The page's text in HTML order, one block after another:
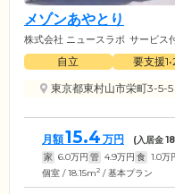
メゾンあやとり
株式会社 ニュースラボ サービス
自立 要支援
東京都東村山市栄町3-5-5
月額15.4 万円 (入居金
家 6.0万円 管 4.9万円 食 1.0万
個室 / 18.15m2 / 基本プラン